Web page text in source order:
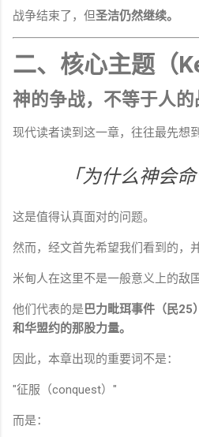
战争结束了，但圣洁仍然继续。
二、核心主题（
神的争战，不等于人的
现代读者读到这一章，往往最先想
「为什么神会
这是值得认真面对的问题。
然而，经文首先希望我们看到的，
米甸人在这里不是一般意义上的敌国
他们代表的是 巴力毗珥事件（民25
和华盟约的那股力量。
因此，本章出现的重要词不是：
"征服（conquest）"
而是：